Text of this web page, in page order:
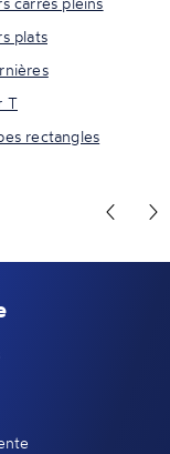
plats
T
rectangles